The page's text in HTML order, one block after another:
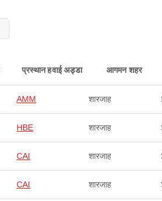
प्रस्थान हवाई अड्डा आगमन शहर
AMM शारजाह
HBE शारजाह
CAI शारजाह
CAI शारजाह